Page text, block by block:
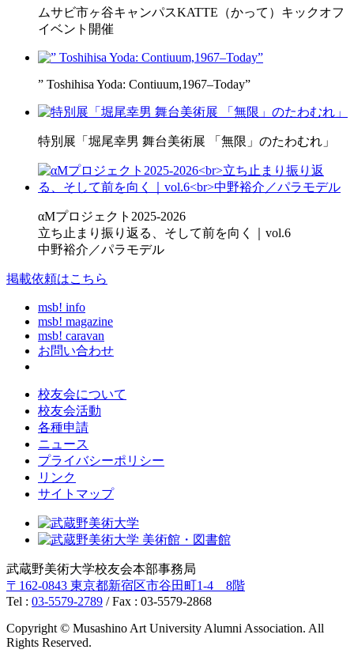
ムサビ市ヶ谷キャンパスKATTE（かって）キックオフ
イベント開催
” Toshihisa Yoda: Contiuum,1967–Today”
特別展「堀尾幸男 舞台美術展 「無限」のたわむれ」
αMプロジェクト2025-2026
立ち止まり振り返る、そして前を向く｜vol.6
中野裕介／パラモデル
掲載依頼はこちら
msb! info
msb! magazine
msb! caravan
お問い合わせ
校友会について
校友会活動
各種申請
ニュース
プライバシーポリシー
リンク
サイトマップ
武蔵野美術大学校友会本部事務局
〒162-0843 東京都新宿区市谷田町1-4 8階
Tel : 03-5579-2789 / Fax : 03-5579-2868
Copyright © Musashino Art University Alumni Association. All
Rights Reserved.